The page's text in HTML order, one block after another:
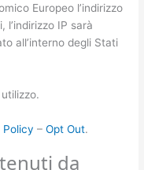
Europeo l’indirizzo
l’indirizzo IP sarà
all’interno degli Stati
Policy –Opt Out.
da